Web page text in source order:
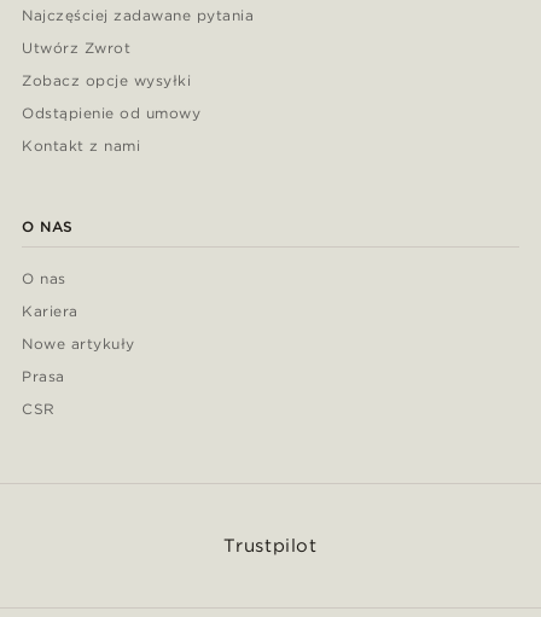
Najczęściej zadawane pytania
Utwórz Zwrot
Zobacz opcje wysyłki
Odstąpienie od umowy
Kontakt z nami
O NAS
O nas
Kariera
Nowe artykuły
Prasa
CSR
Trustpilot